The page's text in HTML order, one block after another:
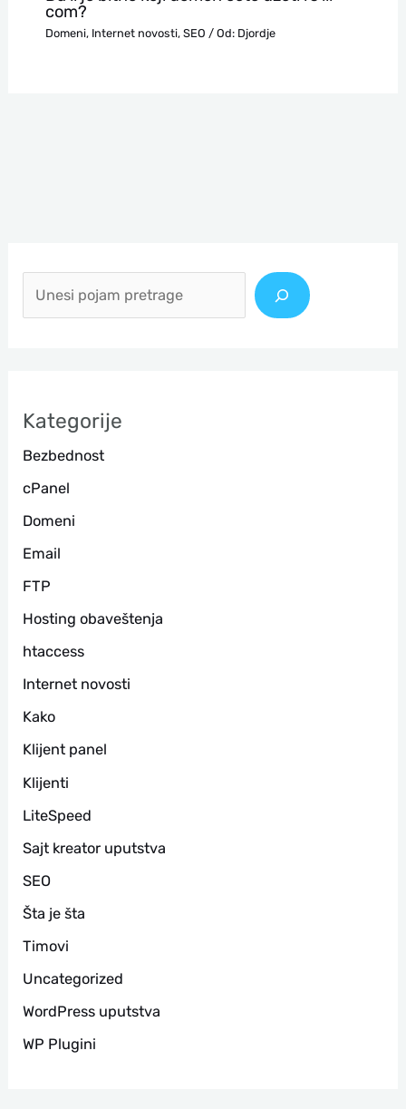
com?
Domeni, Internet novosti, SEO / Od: Djordje
е
г
а
Kategorije
Bezbednost
cPanel
Domeni
Email
FTP
Hosting obaveštenja
htaccess
Internet novosti
Kako
Klijent panel
Klijenti
LiteSpeed
Sajt kreator uputstva
SEO
Šta je šta
Timovi
Uncategorized
WordPress uputstva
WP Plugini